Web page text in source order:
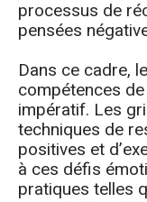
processus de
pensées
Dans ce cadre,
compétences
impératif. Les
techniques de
positives et
à ces défis
pratiques telles